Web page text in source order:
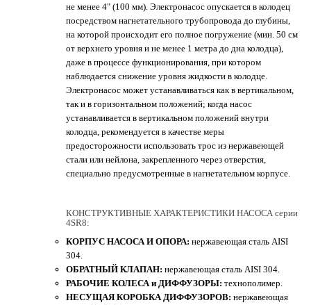
не менее 4" (100 мм). Электронасос опускается в колодец
посредством нагнетательного трубопровода до глубины,
на которой происходит его полное погружение (мин. 50 см
от верхнего уровня и не менее 1 метра до дна колодца),
даже в процессе функционирования, при котором
наблюдается снижение уровня жидкости в колодце.
Электронасос может устанавливаться как в вертикальном,
так и в горизонтальном положений; когда насос
устанавливается в вертикальном положений внутри
колодца, рекомендуется в качестве меры
предосторожности использовать трос из нержавеющей
стали или нейлона, закрепленного через отверстия,
специально предусмотренные в нагнетательном корпусе.
КОНСТРУКТИВНЫЕ ХАРАКТЕРИСТИКИ НАСОСА серии
4SR8:
КОРПУС НАСОСА И ОПОРА: нержавеющая сталь AISI
304.
ОБРАТНЫЙ КЛАПАН: нержавеющая сталь AISI 304.
РАБОЧИЕ КОЛЕСА и ДИФФУЗОРЫ: технополимер.
НЕСУЩАЯ КОРОБКА ДИФФУЗОРОВ: нержавеющая